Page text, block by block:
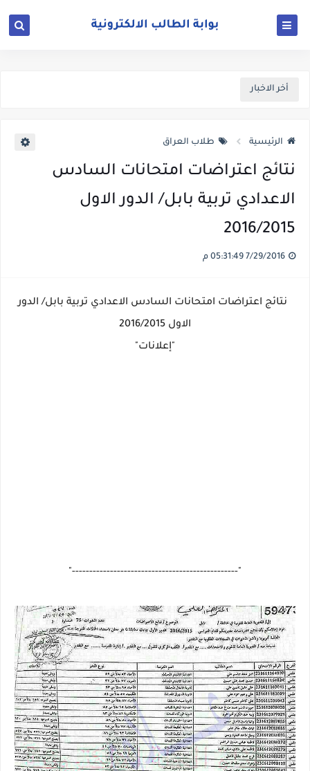
أخر الاخبار
الرئيسية طلاب العراق
نتائج اعتراضات امتحانات السادس
الاعدادي تربية بابل/ الدور الاول
2016/2015
نتائج اعتراضات امتحانات السادس الاعدادي تربية بابل/ الدور
الاول 2016/2015
"إعلانات"
"------------------------------------------------"